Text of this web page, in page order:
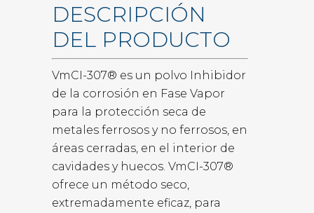
DESCRIPCIÓN
DEL PRODUCTO
VmCI-307® es un polvo Inhibidor
de la corrosión en Fase Vapor
para la protección seca de
metales ferrosos y no ferrosos, en
áreas cerradas, en el interior de
cavidades y huecos. VmCI-307®
ofrece un método seco,
extremadamente eficaz, para